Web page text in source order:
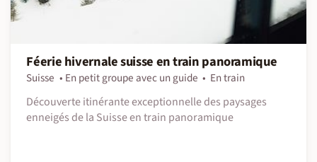
Féerie hivernale suisse en train panoramique
Suisse En petit groupe avec un guide
En train
Découverte itinérante exceptionnelle des paysages
enneigés de la Suisse en train panoramique